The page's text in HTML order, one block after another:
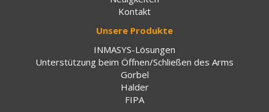
Kontakt
Unsere Produkte
INMASYS-Lösungen
Unterstützung beim Öffnen/Schließen des Arms
Gorbel
Halder
FIPA